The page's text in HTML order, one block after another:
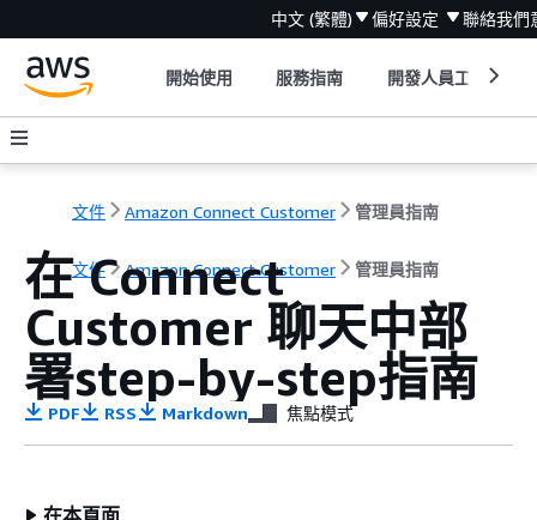
中文 (繁體) 偏好設定 聯絡我們
開始使用 服務指南 開發人員工具
文件 Amazon Connect Customer 管理員指南
文件 Amazon Connect Customer 管理員指南
在 Connect
Customer 聊天中部
署step-by-step指南
PDF RSS Markdown 焦點模式
在本頁面